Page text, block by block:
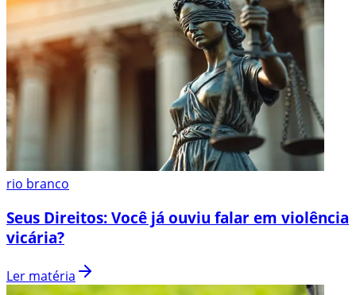
rio branco
Seus Direitos: Você já ouviu falar em violência
vicária?
Ler matéria